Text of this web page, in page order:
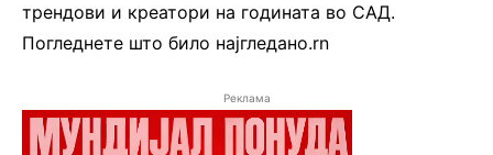
трендови и креатори на годината во САД.
Погледнете што било најгледано.rn
Реклама